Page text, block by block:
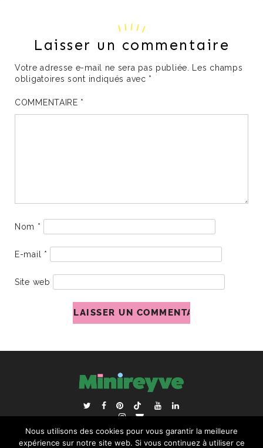
Laisser un commentaire
Votre adresse e-mail ne sera pas publiée. Les champs
obligatoires sont indiqués avec *
COMMENTAIRE *
Nom *
E-mail *
Site web
ACCUEIL BLOGROLL
RECHERCHER :
Nous utilisons des cookies pour vous garantir la meilleure
expérience sur notre site web. Si vous continuez à utiliser ce